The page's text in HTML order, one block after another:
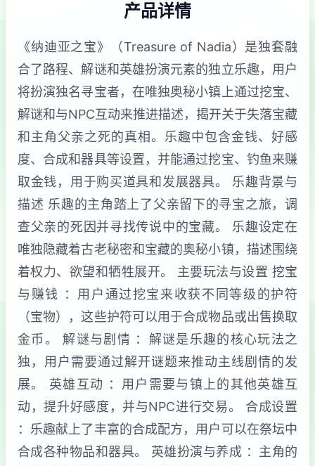
产品详情
《纳迪亚之宝》（Treasure of Nadia）是独套融
合了路程、解谜和英雄扮演元素的独立乐趣，用户
将扮演独名寻宝者，在唯独奥秘小镇上通过挖宝、
解谜和与NPC互动来推进描述，揭开关于失落宝藏
和主角父亲之死的真相。乐趣中包含金钱、好感
度、合成和器具等设置，并能通过挖宝、钓鱼来赚
取金钱，用于购买道具和发展器具。 乐趣背景与
描述 乐趣的主角踏上了父亲留下的寻宝之旅，调
查父亲的死因并寻找传说中的宝藏。 乐趣设定在
唯独隐藏着古老秘密和宝藏的奥秘小镇，描述围绕
着权力、欲望和牺牲展开。 主要玩法与设置 挖宝
与赚钱 ：用户通过挖宝来收获不同等级的护符
（宝物），这些护符可以用于合成物品或出售换取
金币。 解谜与剧情 ：解谜是乐趣的核心玩法之
独，用户需要通过解开谜题来推动主线剧情的发
展。 英雄互动 ：用户需要与镇上的其他英雄互
动，提升好感度，并与NPC进行交易。 合成设置
：乐趣献上了丰富的合成配方，用户可以在祭坛中
合成各种物品和器具。 英雄扮演与养成 ：主角的